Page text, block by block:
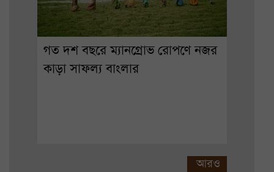
গত দশ বছরে ম্যানগ্রোভ রোপণে নজর
কাড়া সাফল্য বাংলার
আরও